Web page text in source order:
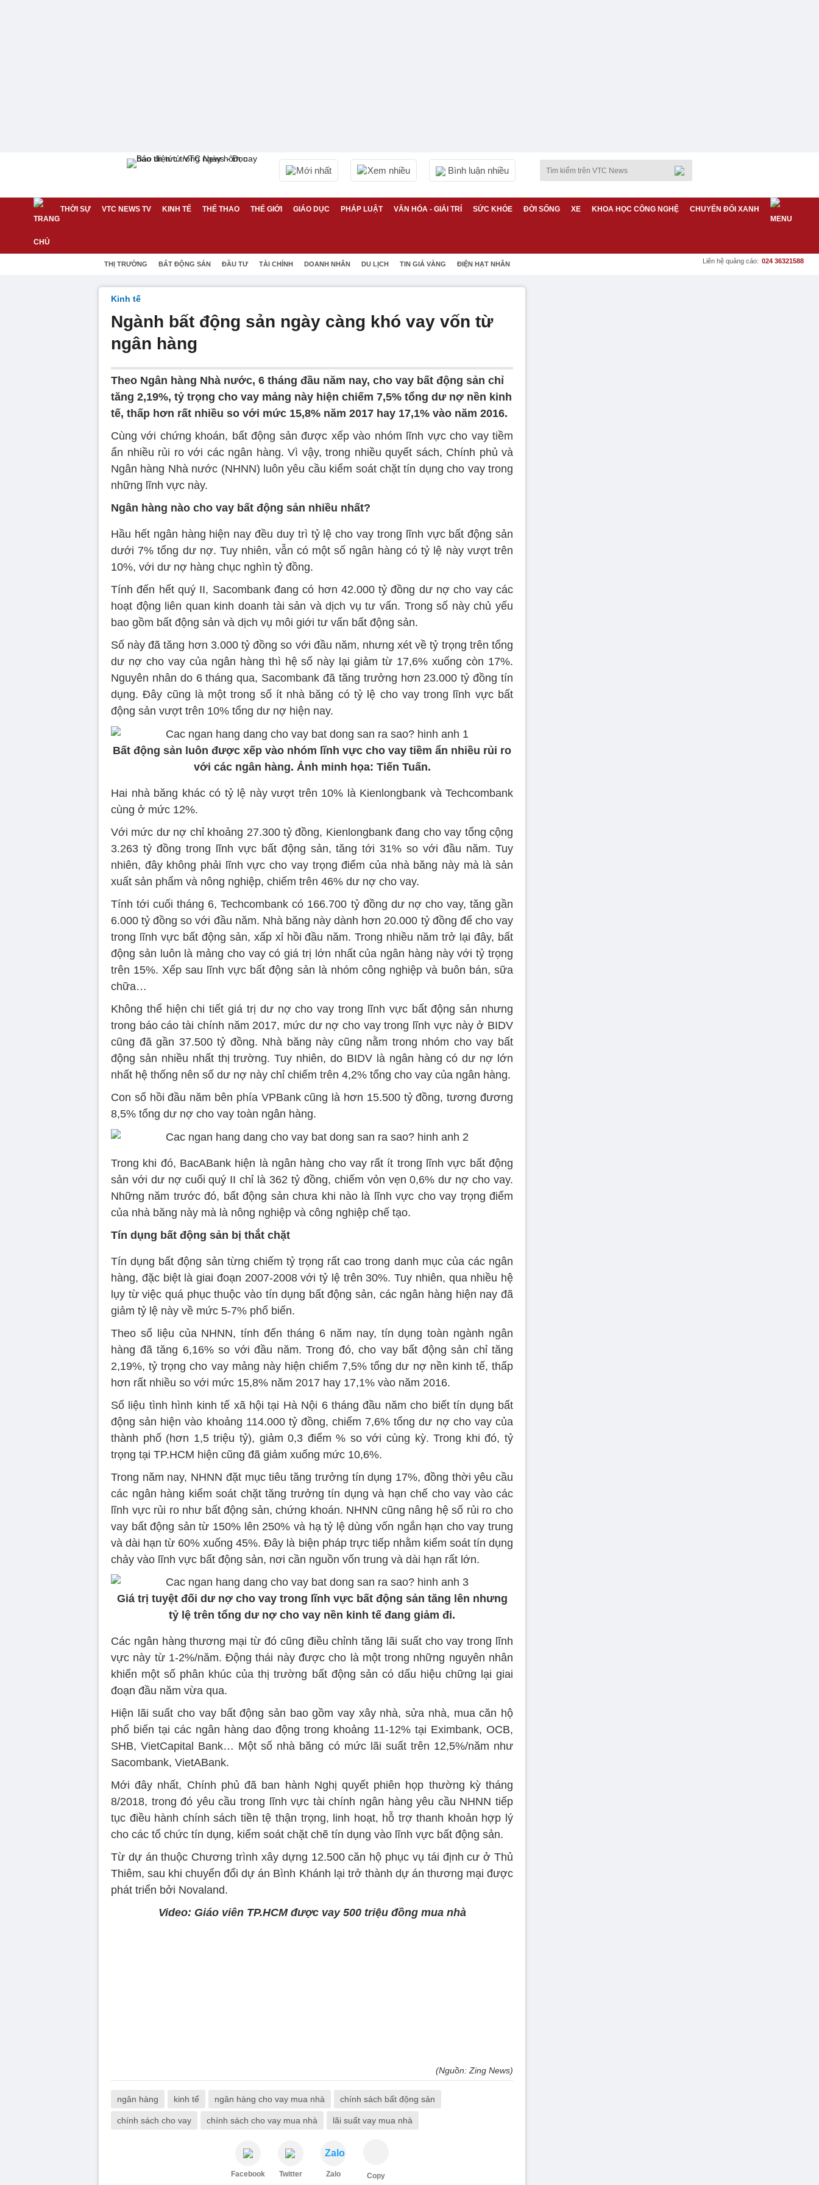
Mới nhất Xem nhiều Bình luận nhiều
THỜI SỰ VTC NEWS TV KINH TẾ THỂ THAO THẾ GIỚI GIÁO DỤC PHÁP LUẬT VĂN HÓA - GIẢI TRÍ SỨC KHỎE ĐỜI SỐNG XE KHOA HỌC CÔNG NGHỆ CHUYỂN ĐỔI XANH
THỊ TRƯỜNG BẤT ĐỘNG SẢN ĐẦU TƯ TÀI CHÍNH DOANH NHÂN DU LỊCH TIN GIÁ VÀNG ĐIỆN HẠT NHÂN Liên hệ quảng cáo: 024 36321588
Kinh tế
Ngành bất động sản ngày càng khó vay vốn từ
ngân hàng
Theo Ngân hàng Nhà nước, 6 tháng đầu năm nay, cho vay bất động sản chỉ
tăng 2,19%, tỷ trọng cho vay mảng này hiện chiếm 7,5% tổng dư nợ nền kinh
tế, thấp hơn rất nhiều so với mức 15,8% năm 2017 hay 17,1% vào năm 2016.
Cùng với chứng khoán, bất động sản được xếp vào nhóm lĩnh vực cho vay tiềm
ẩn nhiều rủi ro với các ngân hàng. Vì vậy, trong nhiều quyết sách, Chính phủ và
Ngân hàng Nhà nước (NHNN) luôn yêu cầu kiểm soát chặt tín dụng cho vay trong
những lĩnh vực này.
Ngân hàng nào cho vay bất động sản nhiều nhất?
Hầu hết ngân hàng hiện nay đều duy trì tỷ lệ cho vay trong lĩnh vực bất động sản
dưới 7% tổng dư nợ. Tuy nhiên, vẫn có một số ngân hàng có tỷ lệ này vượt trên
10%, với dư nợ hàng chục nghìn tỷ đồng.
Tính đến hết quý II, Sacombank đang có hơn 42.000 tỷ đồng dư nợ cho vay các
hoạt động liên quan kinh doanh tài sản và dịch vụ tư vấn. Trong số này chủ yếu
bao gồm bất động sản và dịch vụ môi giới tư vấn bất động sản.
Số này đã tăng hơn 3.000 tỷ đồng so với đầu năm, nhưng xét về tỷ trọng trên tổng
dư nợ cho vay của ngân hàng thì hệ số này lại giảm từ 17,6% xuống còn 17%.
Nguyên nhân do 6 tháng qua, Sacombank đã tăng trưởng hơn 23.000 tỷ đồng tín
dụng. Đây cũng là một trong số ít nhà băng có tỷ lệ cho vay trong lĩnh vực bất
động sản vượt trên 10% tổng dư nợ hiện nay.
Bất động sản luôn được xếp vào nhóm lĩnh vực cho vay tiềm ẩn nhiều rủi ro
với các ngân hàng. Ảnh minh họa: Tiến Tuấn.
Hai nhà băng khác có tỷ lệ này vượt trên 10% là Kienlongbank và Techcombank
cùng ở mức 12%.
Với mức dư nợ chỉ khoảng 27.300 tỷ đồng, Kienlongbank đang cho vay tổng cộng
3.263 tỷ đồng trong lĩnh vực bất động sản, tăng tới 31% so với đầu năm. Tuy
nhiên, đây không phải lĩnh vực cho vay trọng điểm của nhà băng này mà là sản
xuất sản phẩm và nông nghiệp, chiếm trên 46% dư nợ cho vay.
Tính tới cuối tháng 6, Techcombank có 166.700 tỷ đồng dư nợ cho vay, tăng gần
6.000 tỷ đồng so với đầu năm. Nhà băng này dành hơn 20.000 tỷ đồng để cho vay
trong lĩnh vực bất động sản, xấp xỉ hồi đầu năm. Trong nhiều năm trở lại đây, bất
động sản luôn là mảng cho vay có giá trị lớn nhất của ngân hàng này với tỷ trọng
trên 15%. Xếp sau lĩnh vực bất động sản là nhóm công nghiệp và buôn bán, sữa
chữa…
Không thể hiện chi tiết giá trị dư nợ cho vay trong lĩnh vực bất động sản nhưng
trong báo cáo tài chính năm 2017, mức dư nợ cho vay trong lĩnh vực này ở BIDV
cũng đã gần 37.500 tỷ đồng. Nhà băng này cũng nằm trong nhóm cho vay bất
động sản nhiều nhất thị trường. Tuy nhiên, do BIDV là ngân hàng có dư nợ lớn
nhất hệ thống nên số dư nợ này chỉ chiếm trên 4,2% tổng cho vay của ngân hàng.
Con số hồi đầu năm bên phía VPBank cũng là hơn 15.500 tỷ đồng, tương đương
8,5% tổng dư nợ cho vay toàn ngân hàng.
Trong khi đó, BacABank hiện là ngân hàng cho vay rất ít trong lĩnh vực bất động
sản với dư nợ cuối quý II chỉ là 362 tỷ đồng, chiếm vỏn vẹn 0,6% dư nợ cho vay.
Những năm trước đó, bất động sản chưa khi nào là lĩnh vực cho vay trọng điểm
của nhà băng này mà là nông nghiệp và công nghiệp chế tạo.
Tín dụng bất động sản bị thắt chặt
Tín dụng bất động sản từng chiếm tỷ trọng rất cao trong danh mục của các ngân
hàng, đặc biệt là giai đoạn 2007-2008 với tỷ lệ trên 30%. Tuy nhiên, qua nhiều hệ
lụy từ việc quá phục thuộc vào tín dụng bất động sản, các ngân hàng hiện nay đã
giảm tỷ lệ này về mức 5-7% phổ biến.
Theo số liệu của NHNN, tính đến tháng 6 năm nay, tín dụng toàn ngành ngân
hàng đã tăng 6,16% so với đầu năm. Trong đó, cho vay bất động sản chỉ tăng
2,19%, tỷ trọng cho vay mảng này hiện chiếm 7,5% tổng dư nợ nền kinh tế, thấp
hơn rất nhiều so với mức 15,8% năm 2017 hay 17,1% vào năm 2016.
Số liệu tình hình kinh tế xã hội tại Hà Nội 6 tháng đầu năm cho biết tín dụng bất
động sản hiện vào khoảng 114.000 tỷ đồng, chiếm 7,6% tổng dư nợ cho vay của
thành phố (hơn 1,5 triệu tỷ), giảm 0,3 điểm % so với cùng kỳ. Trong khi đó, tỷ
trọng tại TP.HCM hiện cũng đã giảm xuống mức 10,6%.
Trong năm nay, NHNN đặt mục tiêu tăng trưởng tín dụng 17%, đồng thời yêu cầu
các ngân hàng kiểm soát chặt tăng trưởng tín dụng và hạn chế cho vay vào các
lĩnh vực rủi ro như bất động sản, chứng khoán. NHNN cũng nâng hệ số rủi ro cho
vay bất động sản từ 150% lên 250% và hạ tỷ lệ dùng vốn ngắn hạn cho vay trung
và dài hạn từ 60% xuống 45%. Đây là biện pháp trực tiếp nhằm kiểm soát tín dụng
chảy vào lĩnh vực bất động sản, nơi cần nguồn vốn trung và dài hạn rất lớn.
Giá trị tuyệt đối dư nợ cho vay trong lĩnh vực bất động sản tăng lên nhưng
tỷ lệ trên tổng dư nợ cho vay nền kinh tế đang giảm đi.
Các ngân hàng thương mại từ đó cũng điều chỉnh tăng lãi suất cho vay trong lĩnh
vực này từ 1-2%/năm. Động thái này được cho là một trong những nguyên nhân
khiến một số phân khúc của thị trường bất động sản có dấu hiệu chững lại giai
đoạn đầu năm vừa qua.
Hiện lãi suất cho vay bất động sản bao gồm vay xây nhà, sửa nhà, mua căn hộ
phổ biến tại các ngân hàng dao động trong khoảng 11-12% tại Eximbank, OCB,
SHB, VietCapital Bank… Một số nhà băng có mức lãi suất trên 12,5%/năm như
Sacombank, VietABank.
Mới đây nhất, Chính phủ đã ban hành Nghị quyết phiên họp thường kỳ tháng
8/2018, trong đó yêu cầu trong lĩnh vực tài chính ngân hàng yêu cầu NHNN tiếp
tục điều hành chính sách tiền tệ thận trọng, linh hoạt, hỗ trợ thanh khoản hợp lý
cho các tổ chức tín dụng, kiểm soát chặt chẽ tín dụng vào lĩnh vực bất động sản.
Từ dự án thuộc Chương trình xây dựng 12.500 căn hộ phục vụ tái định cư ở Thủ
Thiêm, sau khi chuyển đổi dự án Bình Khánh lại trở thành dự án thương mại được
phát triển bởi Novaland.
Video: Giáo viên TP.HCM được vay 500 triệu đồng mua nhà
(Nguồn: Zing News)
ngân hàng kinh tế ngân hàng cho vay mua nhà chính sách bất động sản
chính sách cho vay chính sách cho vay mua nhà lãi suất vay mua nhà
Facebook Twitter
Zalo
Zalo Copy